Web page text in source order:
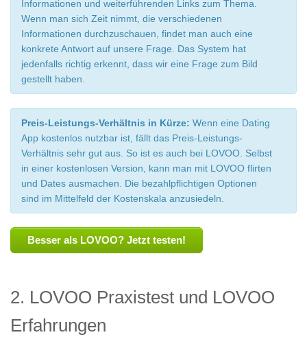
Informationen und weiterführenden Links zum Thema.
Wenn man sich Zeit nimmt, die verschiedenen
Informationen durchzuschauen, findet man auch eine
konkrete Antwort auf unsere Frage. Das System hat
jedenfalls richtig erkennt, dass wir eine Frage zum Bild
gestellt haben.
Preis-Leistungs-Verhältnis in Kürze: Wenn eine Dating
App kostenlos nutzbar ist, fällt das Preis-Leistungs-
Verhältnis sehr gut aus. So ist es auch bei LOVOO. Selbst
in einer kostenlosen Version, kann man mit LOVOO flirten
und Dates ausmachen. Die bezahlpflichtigen Optionen
sind im Mittelfeld der Kostenskala anzusiedeln.
Besser als LOVOO? Jetzt testen!
2. LOVOO Praxistest und LOVOO
Erfahrungen